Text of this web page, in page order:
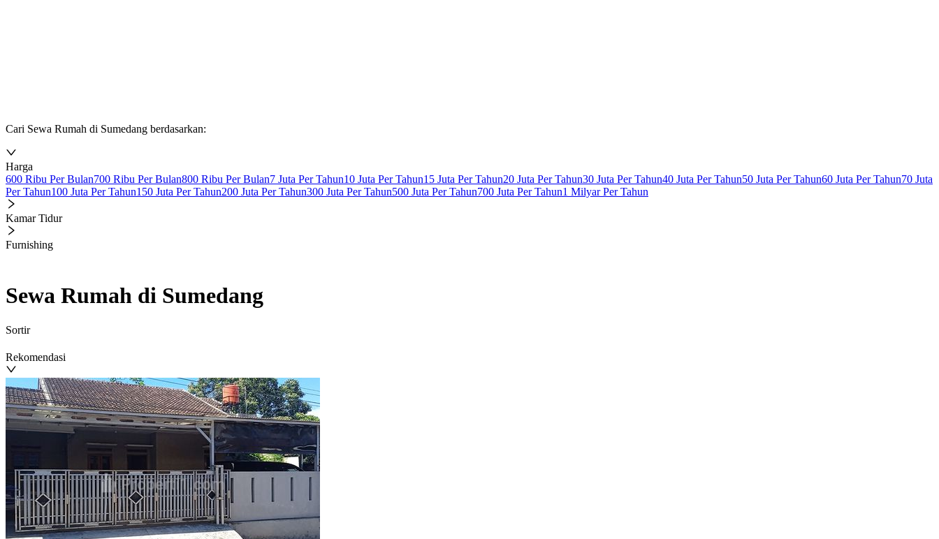
Cari Sewa Rumah di Sumedang berdasarkan:
Harga
600 Ribu Per Bulan700 Ribu Per Bulan800 Ribu Per Bulan7 Juta Per Tahun10 Juta Per Tahun15 Juta Per Tahun20 Juta Per Tahun30 Juta Per Tahun40 Juta Per Tahun50 Juta Per Tahun60 Juta Per Tahun70 Juta
Per Tahun100 Juta Per Tahun150 Juta Per Tahun200 Juta Per Tahun300 Juta Per Tahun500 Juta Per Tahun700 Juta Per Tahun1 Milyar Per Tahun
Kamar Tidur
Furnishing
Sewa Rumah di Sumedang
Sortir
Rekomendasi